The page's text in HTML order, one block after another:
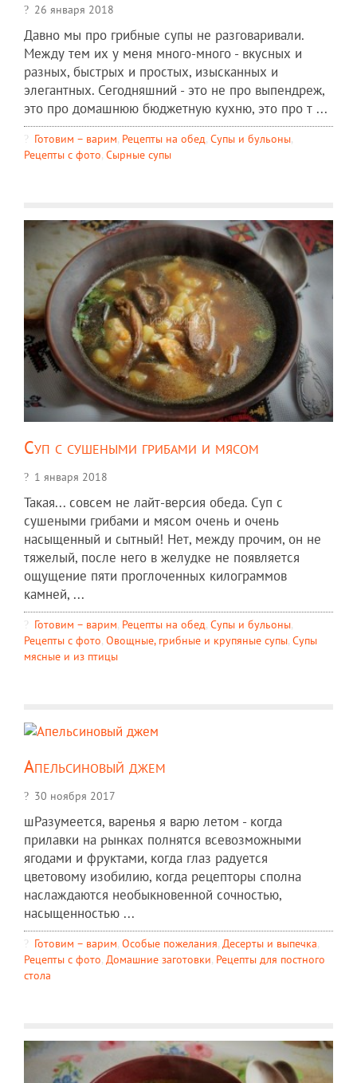
26 января 2018
Давно мы про грибные супы не разговаривали.
Между тем их у меня много-много - вкусных и
разных, быстрых и простых, изысканных и
элегантных. Сегодняшний - это не про выпендреж,
это про домашнюю бюджетную кухню, это про т ...
Готовим – варим, Рецепты на обед, Супы и бульоны,
Рецепты c фото, Сырные супы
Суп с сушеными грибами и мясом
1 января 2018
Такая... совсем не лайт-версия обеда. Суп с
сушеными грибами и мясом очень и очень
насыщенный и сытный! Нет, между прочим, он не
тяжелый, после него в желудке не появляется
ощущение пяти проглоченных килограммов
камней, ...
Готовим – варим, Рецепты на обед, Супы и бульоны,
Рецепты c фото, Овощные, грибные и крупяные супы, Супы
мясные и из птицы
Апельсиновый джем
30 ноября 2017
шРазумеется, варенья я варю летом - когда
прилавки на рынках полнятся всевозможными
ягодами и фруктами, когда глаз радуется
цветовому изобилию, когда рецепторы сполна
наслаждаются необыкновенной сочностью,
насыщенностью ...
Готовим – варим, Особые пожелания, Десерты и выпечка,
Рецепты c фото, Домашние заготовки, Рецепты для постного
стола